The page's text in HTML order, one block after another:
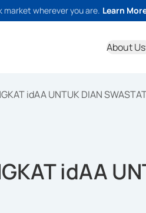
wherever you are. Learn
About Us
idAA UNTUK DIAN
idAA